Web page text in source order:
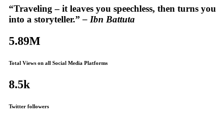
“Traveling – it leaves you speechless, then turns you
into a storyteller.”– Ibn Battuta
5.89M
Total Views on all Social Media Platforms
8.5k
Twitter followers